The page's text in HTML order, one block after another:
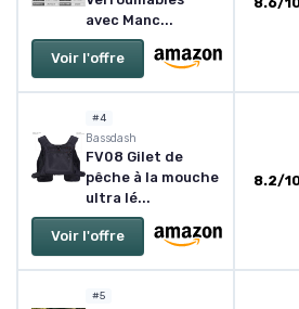
avec Manc...
Voir l'offre
#4
Bassdash
FV08 Gilet de
pêche à la mouche
ultra lé...
Voir l'offre
8.2/
#5